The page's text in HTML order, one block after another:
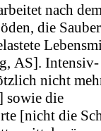
nach
die
AS].
nicht
sowie die
[nicht die